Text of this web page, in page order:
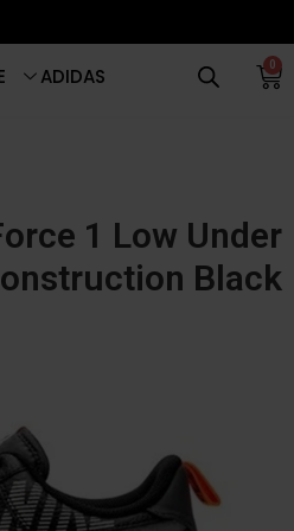
0
ADIDAS
1 Low Under
Black